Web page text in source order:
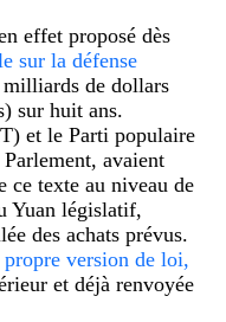
effet proposé dès
sur la défense
de dollars
sur huit ans.
et le Parti populaire
avaient
ce texte au niveau de
Yuan législatif,
des achats prévus.
propre version de loi,
et déjà renvoyée